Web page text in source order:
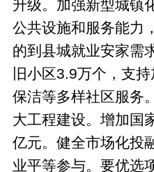
升级。加强新型城镇
公共设施和服务能力
的到县城就业安家需
旧小区3.9万个，支
保洁等多样社区服务
大工程建设。增加国
亿元。健全市场化投
业平等参与。要优选